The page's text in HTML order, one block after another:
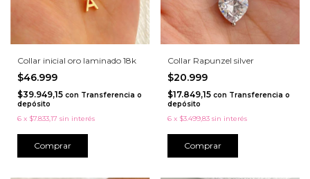
Collar inicial oro laminado 18k
$46.999
$39.949,15 con Transferencia o
depósito
6 x $7.833,17 sin interés
Comprar
Collar Rapunzel silver
$20.999
$17.849,15 con Transferencia o
depósito
6 x $3.499,83 sin interés